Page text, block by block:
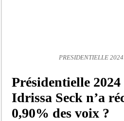
PRESIDENTIELLE
Présidentielle
Idrissa Seck n’a
0,90% des voix ?